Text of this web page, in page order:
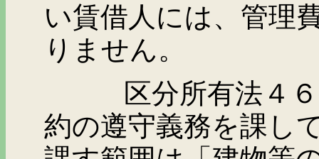
い賃借人には、管理
りません。
区分所有法４６条
約の遵守義務を課し